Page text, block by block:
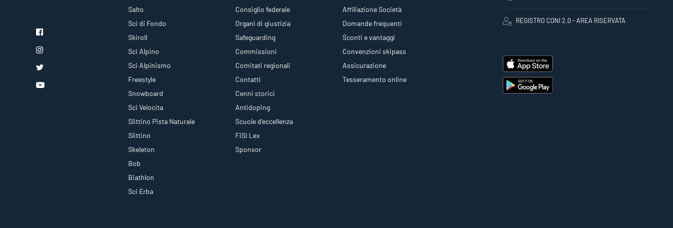
Salto
Sci di Fondo
Skiroll
Sci Alpino
Sci Alpinismo
Freestyle
Snowboard
Sci Velocita
Slittino Pista Naturale
Slittino
Skeleton
Bob
Biathlon
Sci Erba
Consiglio federale
Organi di giustizia
Safeguarding
Commissioni
Comitati regionali
Contatti
Cenni storici
Antidoping
Scuole d'eccellenza
FISI Lex
Sponsor
Affiliazione Società
Domande frequenti
Sconti e vantaggi
Convenzioni skipass
Assicurazione
Tesseramento online
REGISTRO CONI 2.0 - AREA RISERVATA